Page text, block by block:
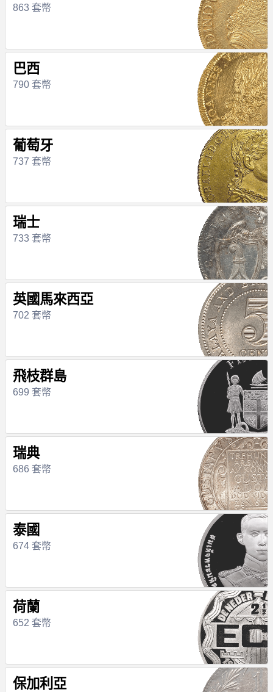
863 套幣
巴西
790 套幣
葡萄牙
737 套幣
瑞士
733 套幣
英國馬來西亞
702 套幣
飛枝群島
699 套幣
瑞典
686 套幣
泰國
674 套幣
荷蘭
652 套幣
保加利亞